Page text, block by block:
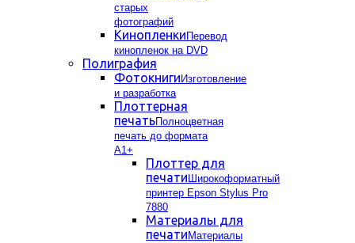
старых
фотографий
Кинопленки Перевод
кинопленок на DVD
Полиграфия
Фотокниги Изготовление
и разработка
Плоттерная
печатьПолноцветная
печать до формата
А1+
Плоттер для
печати Широкоформатный
принтер Epson Stylus Pro
7880
Материалы для
печати Материалы